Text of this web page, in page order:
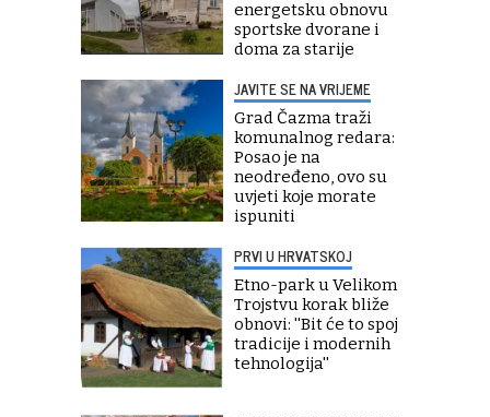
energetsku obnovu
sportske dvorane i
doma za starije
JAVITE SE NA VRIJEME
Grad Čazma traži
komunalnog redara:
Posao je na
neodređeno, ovo su
uvjeti koje morate
ispuniti
PRVI U HRVATSKOJ
Etno-park u Velikom
Trojstvu korak bliže
obnovi: ''Bit će to spoj
tradicije i modernih
tehnologija''